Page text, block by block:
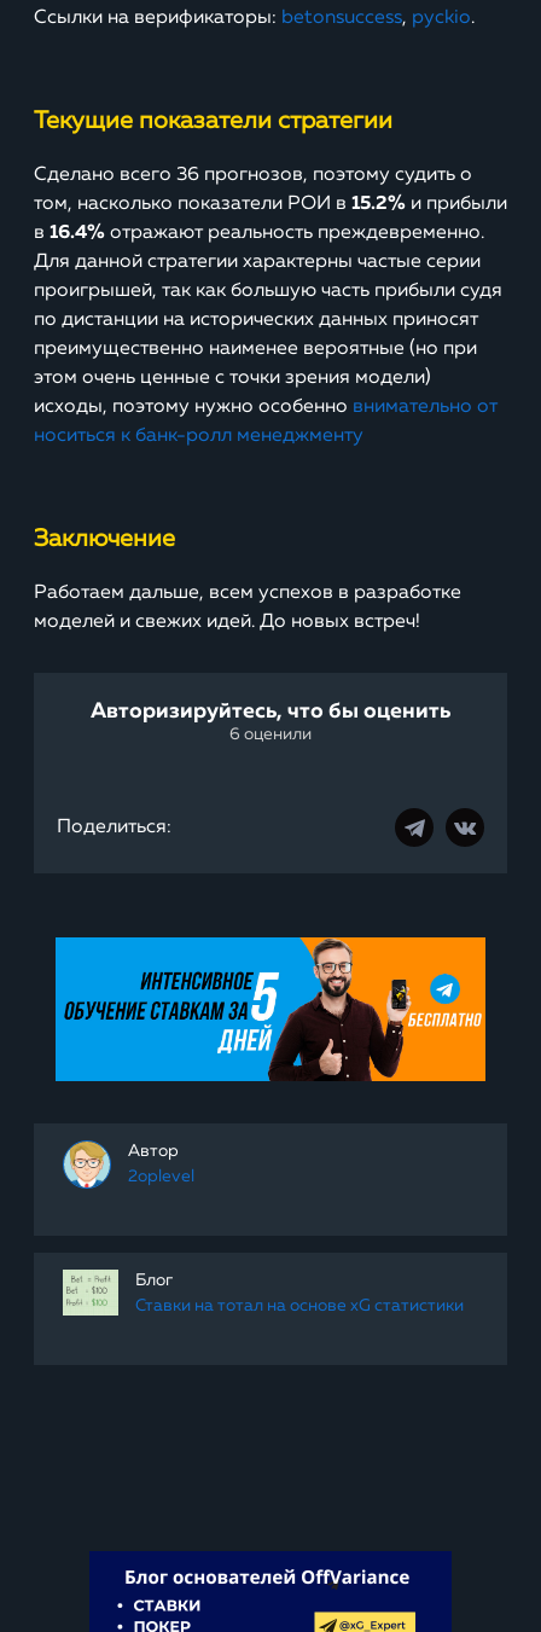
Ссылки на верификаторы: betonsuccess, pyckio.
Текущие показатели стратегии
Сделано всего 36 прогнозов, поэтому судить о
том, насколько показатели РОИ в 15.2% и прибыли
в 16.4% отражают реальность преждевременно.
Для данной стратегии характерны частые серии
проигрышей, так как большую часть прибыли судя
по дистанции на исторических данных приносят
преимущественно наименее вероятные (но при
этом очень ценные с точки зрения модели)
исходы, поэтому нужно особенно внимательно от
носиться к банк-ролл менеджменту
Заключение
Работаем дальше, всем успехов в разработке
моделей и свежих идей. До новых встреч!
Авторизируйтесь, что бы оценить
6 оценили
Поделиться:
Автор
2oplevel
Блог
Ставки на тотал на основе xG статистики